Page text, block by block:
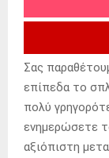
Σας
επίπεδα το
πολύ
ενημερώσετε
αξιόπιστη